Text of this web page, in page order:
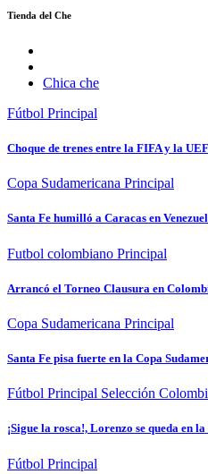
Tienda del Che
Chica che
Fútbol Principal
Choque de trenes entre la FIFA y la
Copa Sudamericana Principal
Santa Fe humilló a Caracas en
Futbol colombiano Principal
Arrancó el Torneo Clausura en
Copa Sudamericana Principal
Santa Fe pisa fuerte en la Copa
Fútbol Principal Selección
¡Sigue la rosca!, Lorenzo se queda en
Fútbol Principal